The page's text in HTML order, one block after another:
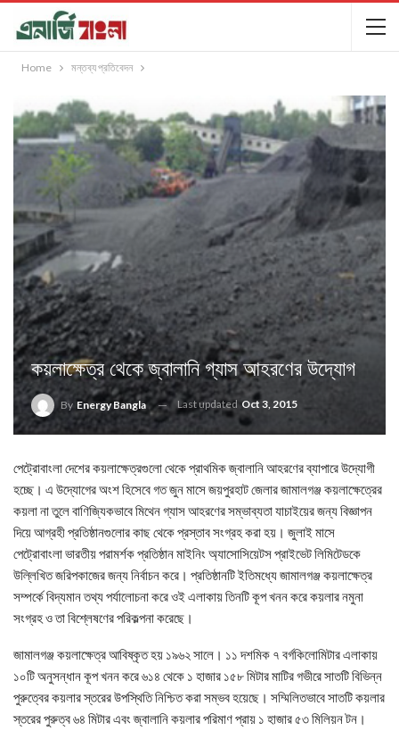
Home মন্তব্য প্রতিবেদন
কয়লাক্ষেত্র থেকে জ্বালানি গ্যাস আহরণের উদ্যোগ
By Energy Bangla Last updated Oct 3, 2015
পেট্রোবাংলা দেশের কয়লাক্ষেত্রগুলো থেকে প্রাথমিক জ্বালানি আহরণের ব্যাপারে উদ্যোগী
হচ্ছে। এ উদ্যোগের অংশ হিসেবে গত জুন মাসে জয়পুরহাট জেলার জামালগঞ্জ কয়লাক্ষেত্রের
কয়লা না তুলে বাণিজ্যিকভাবে মিথেন গ্যাস আহরণের সম্ভাব্যতা যাচাইয়ের জন্য বিজ্ঞাপন
দিয়ে আগ্রহী প্রতিষ্ঠানগুলোর কাছ থেকে প্রস্তাব সংগ্রহ করা হয়। জুলাই মাসে
পেট্রোবাংলা ভারতীয় পরামর্শক প্রতিষ্ঠান মাইনিং অ্যাসোসিয়েটস প্রাইভেট লিমিটেডকে
উল্লিখিত জরিপকাজের জন্য নির্বাচন করে। প্রতিষ্ঠানটি ইতিমধ্যে জামালগঞ্জ কয়লাক্ষেত্র
সম্পর্কে বিদ্যমান তথ্য পর্যালোচনা করে ওই এলাকায় তিনটি কূপ খনন করে কয়লার নমুনা
সংগ্রহ ও তা বিশ্লেষণের পরিকল্পনা করেছে।
জামালগঞ্জ কয়লাক্ষেত্র আবিষ্কৃত হয় ১৯৬২ সালে। ১১ দশমিক ৭ বর্গকিলোমিটার এলাকায়
১০টি অনুসন্ধান কূপ খনন করে ৬১৪ থেকে ১ হাজার ১৫৮ মিটার মাটির গভীরে সাতটি বিভিন্ন
পুরুত্বের কয়লার স্তরের উপস্থিতি নিশ্চিত করা সম্ভব হয়েছে। সম্মিলিতভাবে সাতটি কয়লার
স্তরের পুরুত্ব ৬৪ মিটার এবং জ্বালানি কয়লার পরিমাণ প্রায় ১ হাজার ৫৩ মিলিয়ন টন।